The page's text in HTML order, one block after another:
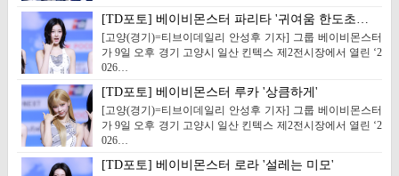
[TD포토] 베이비몬스터 파리타 '귀여움 한도초…
[고양(경기)=티브이데일리 안성후 기자] 그룹 베이비몬스터
가 9일 오후 경기 고양시 일산 킨텍스 제2전시장에서 열린 ‘2
026…
[TD포토] 베이비몬스터 루카 '상큼하게'
[고양(경기)=티브이데일리 안성후 기자] 그룹 베이비몬스터
가 9일 오후 경기 고양시 일산 킨텍스 제2전시장에서 열린 ‘2
026…
[TD포토] 베이비몬스터 로라 '설레는 미모'